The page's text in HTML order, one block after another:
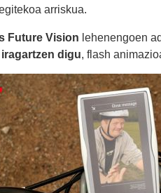
arriskua.
Future Vision lehenengoen
digu, flash